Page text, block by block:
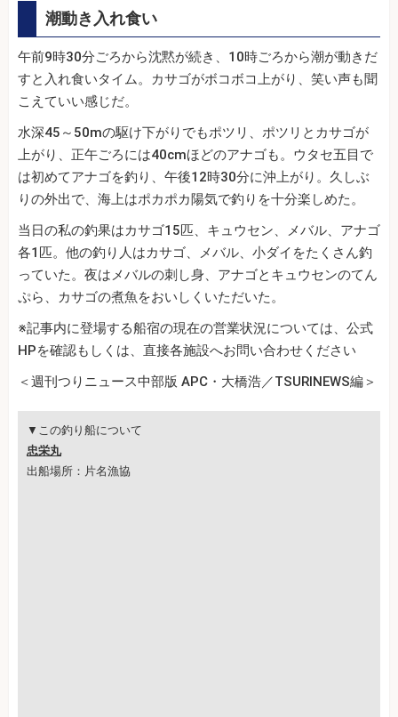
潮動き入れ食い
午前9時30分ごろから沈黙が続き、10時ごろから潮が動きだ
すと入れ食いタイム。カサゴがボコボコ上がり、笑い声も聞
こえていい感じだ。
水深45～50mの駆け下がりでもポツリ、ポツリとカサゴが
上がり、正午ごろには40cmほどのアナゴも。ウタセ五目で
は初めてアナゴを釣り、午後12時30分に沖上がり。久しぶ
りの外出で、海上はポカポカ陽気で釣りを十分楽しめた。
当日の私の釣果はカサゴ15匹、キュウセン、メバル、アナゴ
各1匹。他の釣り人はカサゴ、メバル、小ダイをたくさん釣
っていた。夜はメバルの刺し身、アナゴとキュウセンのてん
ぷら、カサゴの煮魚をおいしくいただいた。
※記事内に登場する船宿の現在の営業状況については、公式
HPを確認もしくは、直接各施設へお問い合わせください
＜週刊つりニュース中部版 APC・大橋浩／TSURINEWS編＞
▼この釣り船について
忠栄丸
出船場所：片名漁協